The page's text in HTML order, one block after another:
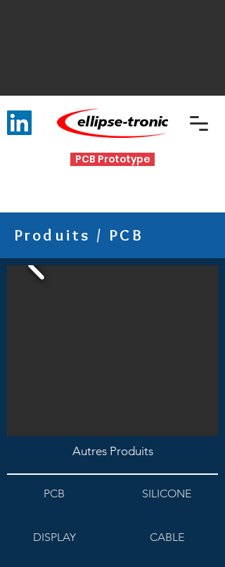
PCB Prototype
Produits / PCB
Autres Produits
PCB
DISPLAY
SILICONE
CABLE